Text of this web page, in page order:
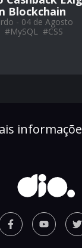
Blockchain
- 04 de Agosto
#MySQL #CSS